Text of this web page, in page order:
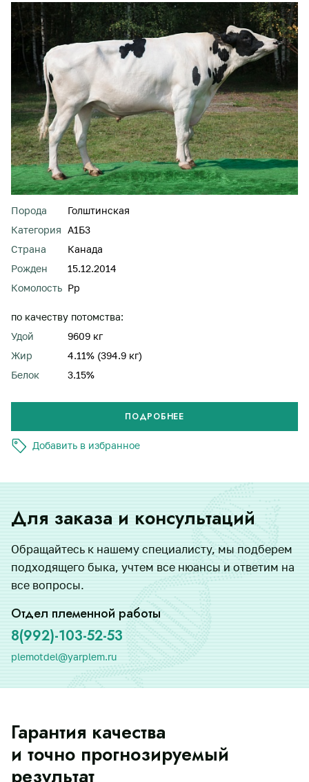
Порода
Голштинская
Категория А1Б3
Страна
Канада
Рожден
15.12.2014
Комолость Pp
по качеству потомства:
Удой
9609 кг
Жир
4.11% (394.9 кг)
Белок
3.15%
ПОДРОБНЕЕ
Добавить в избранное
Для заказа и консультаций
Обращайтесь к нашему специалисту, мы подберем
подходящего быка, учтем все нюансы и ответим на
все вопросы.
Отдел племенной работы
8(992)-103-52-53
plemotdel@yarplem.ru
Гарантия качества
и точно прогнозируемый
результат